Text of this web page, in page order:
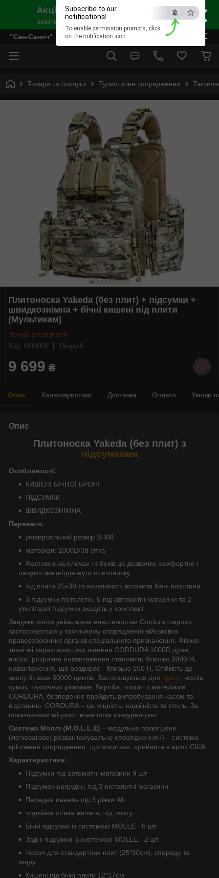
×
ESC
Subscribe to our
notifications!
To enable permission prompts, click
on the notification icon
"Сан-Санич"
Товари та послуги Туристичне спорядження
Плитоноска Yakeda (без плит) + підсумки +
швидкознімна + бічні кишені під плити
(Мультикам)
Немає в наявності
Код: 600853
Роздріб
9 699 ₴
Опис Характеристики Доставка Оплата Умови
Опис
Плитоноска Yakeda (без плит) з
підсумками
Особливості:
КИШЕНІ БІЧНОЇ БРОНІ
ПІДСУМКИ
ШВИДКОЗНІМНА
Переваги:
універсальний розмір S-4XL
матеріал: 1000D/3d сітка
Фастекси на плечах і з боків це дозволяє комфортно і
швидко зняти/одягнути плитоноску.
під плити 25х30 та можливість вставити бічні пластини
3 підсумки пістолетні, 5 під автоматні магазини та 2
утилітарні підсумки входять у комплект
Завдяки своїм унікальним властивостям Cordura широко
застосовується у тактичному спорядженні військових
правоохоронних органів спеціального призначення. Фізико-
технічні характеристики тканини CORDURA 1000D дуже
високі, розривне навантаження становить близько 3000 Н,
навантаження, що роздирає - близько 150 Н. Стійкість до
зносу більше 50000 циклів. Застосовується для одягу, чохлів,
сумок, тактичних рюкзаків. Вироби, пошиті з матеріалів
CORDURA, безперечно пройдуть випробування часом та
відстанню. CORDURA – це міцність, надійність та стиль. За
показниками міцності вона поза конкуренцією.
Система Моллі (M.O.L.L.E) – модульне полегшене
(легковагове) розвантажувальне спорядження») – система
кріплення спорядження, що носиться, прийнята в армії США.
Характеристики:
Підсумки під автоматні магазини 9 шт
Підсумок-нагрудні, під 3 пістолетні магазини
Передня панель під 3 ріжки АК
подвійна стінка жилета, під плиту
Бічні підсумки із системою MOLLE - 6 шт.
Задні підсумки із системою MOLLE - 2 шт.
Чохол для стандартних плит (25*30см), спереду та
ззаду
Кишені під бічні плити 12*17см